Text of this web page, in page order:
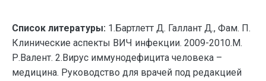
Список литературы: 1.Бартлетт Д. Галлант Д., Фам. П.
Клинические аспекты ВИЧ инфекции. 2009-2010.М.
Р.Валент. 2.Вирус иммунодефицита человека –
медицина. Руководство для врачей под редакцией